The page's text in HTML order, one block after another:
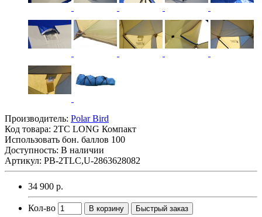
Производитель: Polar Bird
Код товара: 2TC LONG Компакт
Использовать бон. баллов 100
Доступность: В наличии
Артикул: PB-2TLC,U-2863628082
34 900 р.
Кол-во В корзину Быстрый заказ